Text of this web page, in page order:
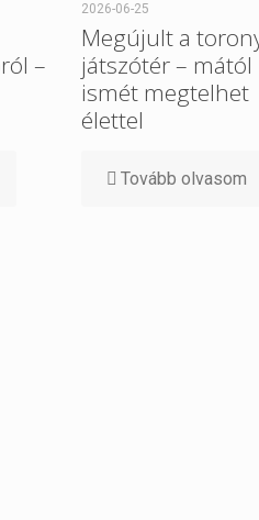
–
2026-06-25
Megújult a
játszótér – mától
ismét megtelhet
élettel
Tovább olvasom